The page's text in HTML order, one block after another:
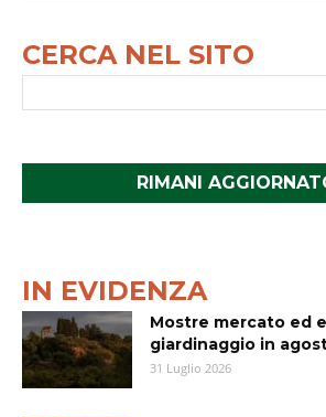
CERCA NEL SITO
RIMANI
IN EVIDENZA
Mostre mercato ed
giardinaggio in
31 Luglio 2026